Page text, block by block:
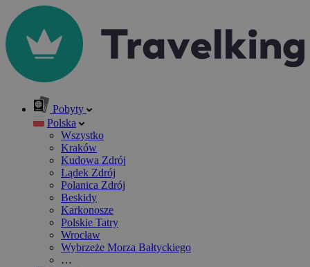
Pobyty
Polska
Wszystko
Kraków
Kudowa Zdrój
Lądek Zdrój
Polanica Zdrój
Beskidy
Karkonosze
Polskie Tatry
Wrocław
Wybrzeże Morza Bałtyckiego
…